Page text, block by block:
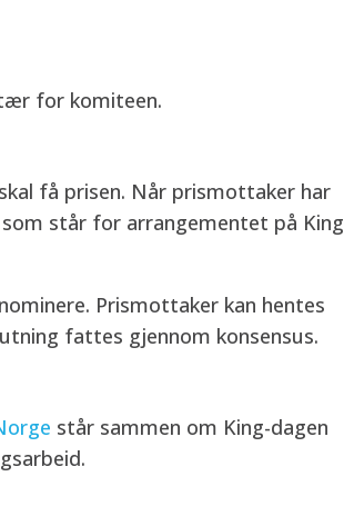
for komiteen.
få prisen. Når prismottaker har
står for arrangementet på King
Prismottaker kan hentes
fattes gjennom konsensus.
står sammen om King-dagen